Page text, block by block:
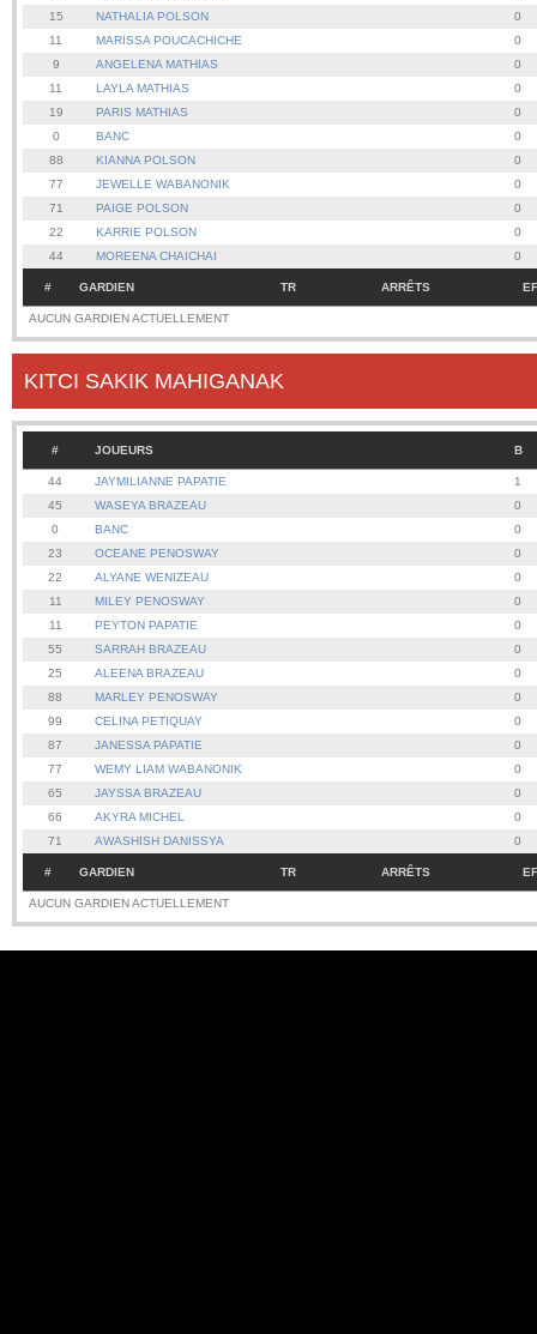
15
NATHALIA POLSON
0
11
MARISSA POUCACHICHE
0
9
ANGELENA MATHIAS
0
11
LAYLA MATHIAS
0
19
PARIS MATHIAS
0
0
BANC
0
88
KIANNA POLSON
0
77
JEWELLE WABANONIK
0
71
PAIGE POLSON
0
22
KARRIE POLSON
0
44
MOREENA CHAICHAI 0
# GARDIEN TR ARRÊTS
AUCUN GARDIEN ACTUELLEMENT
KITCI SAKIK MAHIGANAK
# JOUEURS B
44 JAYMILIANNE PAPATIE
1
45
WASEYA BRAZEAU
0
0
BANC
0
23
OCEANE PENOSWAY
0
22
ALYANE WENIZEAU
0
11
MILEY PENOSWAY
0
11
PEYTON PAPATIE
0
55
SARRAH BRAZEAU
0
25
ALEENA BRAZEAU
0
88
MARLEY PENOSWAY
0
99
CELINA PETIQUAY
0
87
JANESSA PAPATIE
0
77
WEMY LIAM WABANONIK
0
65
JAYSSA BRAZEAU
0
66
AKYRA MICHEL
0
71
AWASHISH DANISSYA 0
# GARDIEN TR ARRÊTS
AUCUN GARDIEN ACTUELLEMENT